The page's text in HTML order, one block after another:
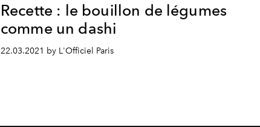
Recette : le bouillon de légumes
comme un dashi
22.03.2021 by L'Officiel Paris